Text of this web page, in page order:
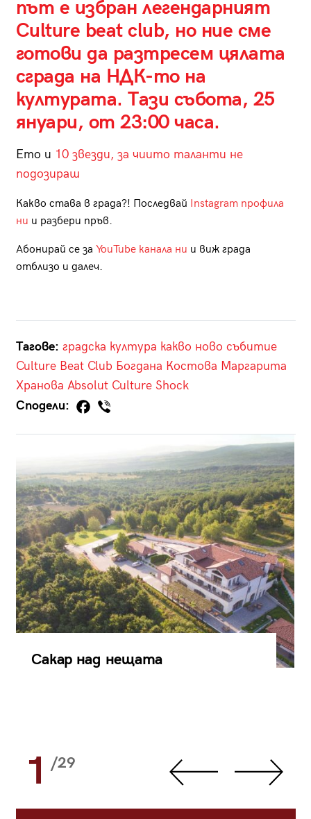
път е избран легендарният
Culture beat club, но ние сме
готови да разтресем цялата
сграда на НДК-то на
културата. Тази събота, 25
януари, от 23:00 часа.
Ето и 10 звезди, за чиито таланти не
подозираш
Какво става в града?! Последвай Instagram профила
ни и разбери пръв.
Абонирай се за YouTube канала ни и виж града
отблизо и далеч.
Тагове: градска култура какво ново събитие
Culture Beat Club Богдана Костова Маргарита
Хранова Absolut Culture Shock
Сподели:
Сакар над нещата
1 /29